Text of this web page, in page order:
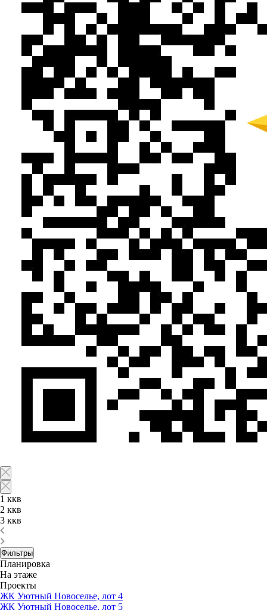
1 ккв
2 ккв
3 ккв
Фильтры
Планировка
На этаже
Проекты
ЖК Уютный Новоселье, лот 4
ЖК Уютный Новоселье, лот 5